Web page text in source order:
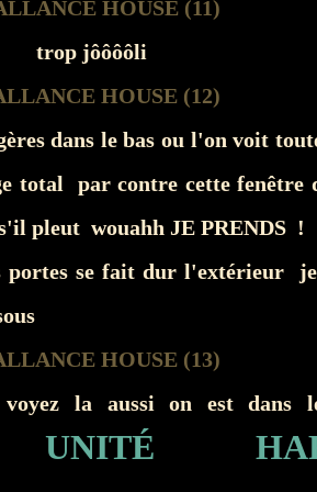
trop jôôôôli
dans le bas ou l'on voit
total par contre cette fenêtre
pleut wouahh JE PRENDS !
portes se fait dur l'extérieur je
la aussi on est dans
UNITÉ